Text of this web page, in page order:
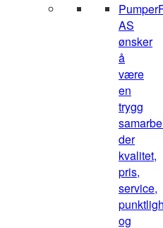
Pumper
AS
ønsker
å
være
en
trygg
der
kvalitet,
pris,
service,
og